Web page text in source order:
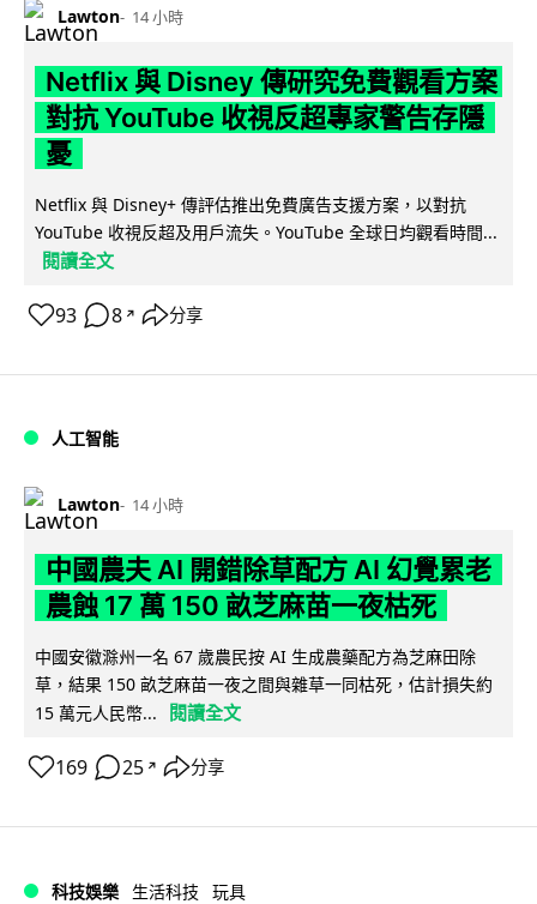
Lawton 14 小時
Netflix 與 Disney 傳研究免費觀看方案
對抗 YouTube 收視反超專家警告存隱
憂
Netflix 與 Disney+ 傳評估推出免費廣告支援方案，以對抗
YouTube 收視反超及用戶流失。YouTube 全球日均觀看時間...
閱讀全文
93 8 ↗ 分享
人工智能
Lawton 14 小時
中國農夫 AI 開錯除草配方 AI 幻覺累老
農蝕 17 萬 150 畝芝麻苗一夜枯死
中國安徽滁州一名 67 歲農民按 AI 生成農藥配方為芝麻田除
草，結果 150 畝芝麻苗一夜之間與雜草一同枯死，估計損失約
15 萬元人民幣...
閱讀全文
169 25 ↗ 分享
科技娛樂 生活科技 玩具